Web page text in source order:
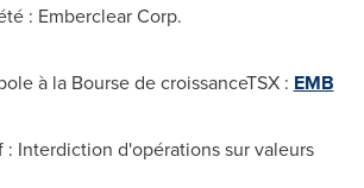
: Emberclear Corp.
à la Bourse de croissanceTSX : EMB
: Interdiction d'opérations sur valeurs